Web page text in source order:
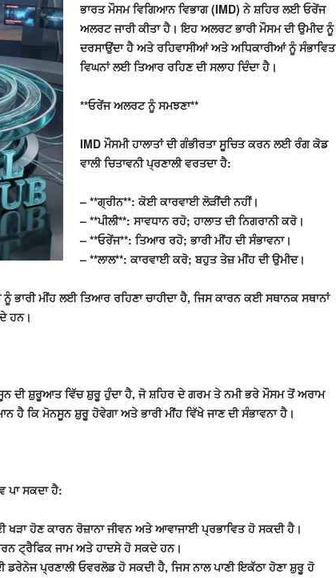
ਭਾਰਤ ਮੌਸਮ ਵਿਗਿਆਨ ਵਿਭਾਗ (IMD) ਨੇ ਸ਼ਹਿਰ ਲਈ ਓਰੇਂਜ
ਅਲਰਟ ਜਾਰੀ ਕੀਤਾ ਹੈ। ਇਹ ਅਲਰਟ ਭਾਰੀ ਮੌਸਮ ਦੀ ਉਮੀਦ ਨੂੰ
ਦਰਸਾਉਂਦਾ ਹੈ ਅਤੇ ਰਹਿਵਾਸੀਆਂ ਅਤੇ ਅਧਿਕਾਰੀਆਂ ਨੂੰ ਸੰਭਾਵਿਤ
ਵਿਘਨਾਂ ਲਈ ਤਿਆਰ ਰਹਿਣ ਦੀ ਸਲਾਹ ਦਿੰਦਾ ਹੈ।
**ਓਰੇਂਜ ਅਲਰਟ ਨੂੰ ਸਮਝਣਾ**
IMD ਮੌਸਮੀ ਹਾਲਾਤਾਂ ਦੀ ਗੰਭੀਰਤਾ ਸੂਚਿਤ ਕਰਨ ਲਈ ਰੰਗ ਕੋਡ
ਵਾਲੀ ਚਿਤਾਵਨੀ ਪ੍ਰਣਾਲੀ ਵਰਤਦਾ ਹੈ:
– **ਗ੍ਰੀਨ**: ਕੋਈ ਕਾਰਵਾਈ ਲੋੜੀਂਦੀ ਨਹੀਂ।
– **ਪੀਲੀ**: ਸਾਵਧਾਨ ਰਹੋ; ਹਾਲਾਤ ਦੀ ਨਿਗਰਾਨੀ ਕਰੋ।
– **ਓਰੇਂਜ**: ਤਿਆਰ ਰਹੋ; ਭਾਰੀ ਮੀਂਹ ਦੀ ਸੰਭਾਵਨਾ।
– **ਲਾਲ**: ਕਾਰਵਾਈ ਕਰੋ; ਬਹੁਤ ਤੇਜ਼ ਮੀਂਹ ਦੀ ਉਮੀਦ।
ਮੀਂਹ ਲਈ ਤਿਆਰ ਰਹਿਣਾ ਚਾਹੀਦਾ ਹੈ, ਜਿਸ ਕਾਰਨ ਕਈ ਸਥਾਨਕ ਸਥਾਨਾਂ
ਹਨ।
ਦੀ ਸ਼ੁਰੂਆਤ ਵਿੱਚ ਸ਼ੁਰੂ ਹੁੰਦਾ ਹੈ, ਜੋ ਸ਼ਹਿਰ ਦੇ ਗਰਮ ਤੇ ਨਮੀ ਭਰੇ ਮੌਸਮ ਤੋਂ ਅਰਾਮ
ਹੈ ਕਿ ਮੋਨਸੂਨ ਸ਼ੁਰੂ ਹੋਵੇਗਾ ਅਤੇ ਭਾਰੀ ਮੀਂਹ ਵਿੱਖੇ ਜਾਣ ਦੀ ਸੰਭਾਵਨਾ ਹੈ।
ਪਾ ਸਕਦਾ ਹੈ:
ਖੜਾ ਹੋਣ ਕਾਰਨ ਰੋਜ਼ਾਨਾ ਜੀਵਨ ਅਤੇ ਆਵਾਜਾਈ ਪ੍ਰਭਾਵਿਤ ਹੋ ਸਕਦੀ ਹੈ।
ਟ੍ਰੈਫਿਕ ਜਾਮ ਅਤੇ ਹਾਦਸੇ ਹੋ ਸਕਦੇ ਹਨ।
ਡਰੇਨੇਜ ਪ੍ਰਣਾਲੀ ਓਵਰਲੋਡ ਹੋ ਸਕਦੀ ਹੈ, ਜਿਸ ਨਾਲ ਪਾਣੀ ਇਕੱਠਾ ਹੋਣਾ ਸ਼ੁਰੂ ਹੋ